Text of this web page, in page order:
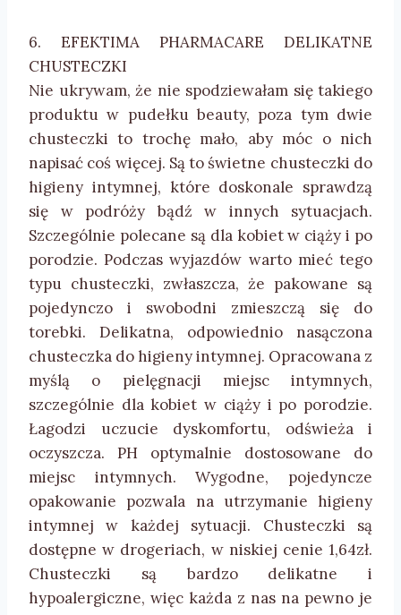
6. EFEKTIMA PHARMACARE DELIKATNE
CHUSTECZKI
Nie ukrywam, że nie spodziewałam się takiego
produktu w pudełku beauty, poza tym dwie
chusteczki to trochę mało, aby móc o nich
napisać coś więcej. Są to świetne chusteczki do
higieny intymnej, które doskonale sprawdzą
się w podróży bądź w innych sytuacjach.
Szczególnie polecane są dla kobiet w ciąży i po
porodzie. Podczas wyjazdów warto mieć tego
typu chusteczki, zwłaszcza, że pakowane są
pojedynczo i swobodni zmieszczą się do
torebki. Delikatna, odpowiednio nasączona
chusteczka do higieny intymnej. Opracowana z
myślą o pielęgnacji miejsc intymnych,
szczególnie dla kobiet w ciąży i po porodzie.
Łagodzi uczucie dyskomfortu, odświeża i
oczyszcza. PH optymalnie dostosowane do
miejsc intymnych. Wygodne, pojedyncze
opakowanie pozwala na utrzymanie higieny
intymnej w każdej sytuacji. Chusteczki są
dostępne w drogeriach, w niskiej cenie 1,64zł.
Chusteczki są bardzo delikatne i
hypoalergiczne, więc każda z nas na pewno je